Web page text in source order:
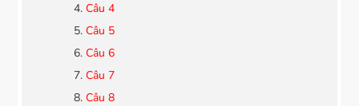
Câu 4
Câu 5
Câu 6
Câu 7
Câu 8